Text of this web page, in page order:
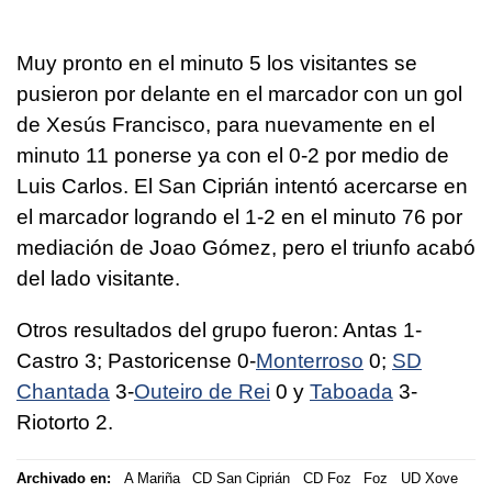
Muy pronto en el minuto 5 los visitantes se
pusieron por delante en el marcador con un gol
de Xesús Francisco, para nuevamente en el
minuto 11 ponerse ya con el 0-2 por medio de
Luis Carlos. El San Ciprián intentó acercarse en
el marcador logrando el 1-2 en el minuto 76 por
mediación de Joao Gómez, pero el triunfo acabó
del lado visitante.
Otros resultados del grupo fueron: Antas 1-
Castro 3; Pastoricense 0-Monterroso 0; SD
Chantada 3-Outeiro de Rei 0 y Taboada 3-
Riotorto 2.
Archivado en: A Mariña CD San Ciprián CD Foz Foz
UD Xove